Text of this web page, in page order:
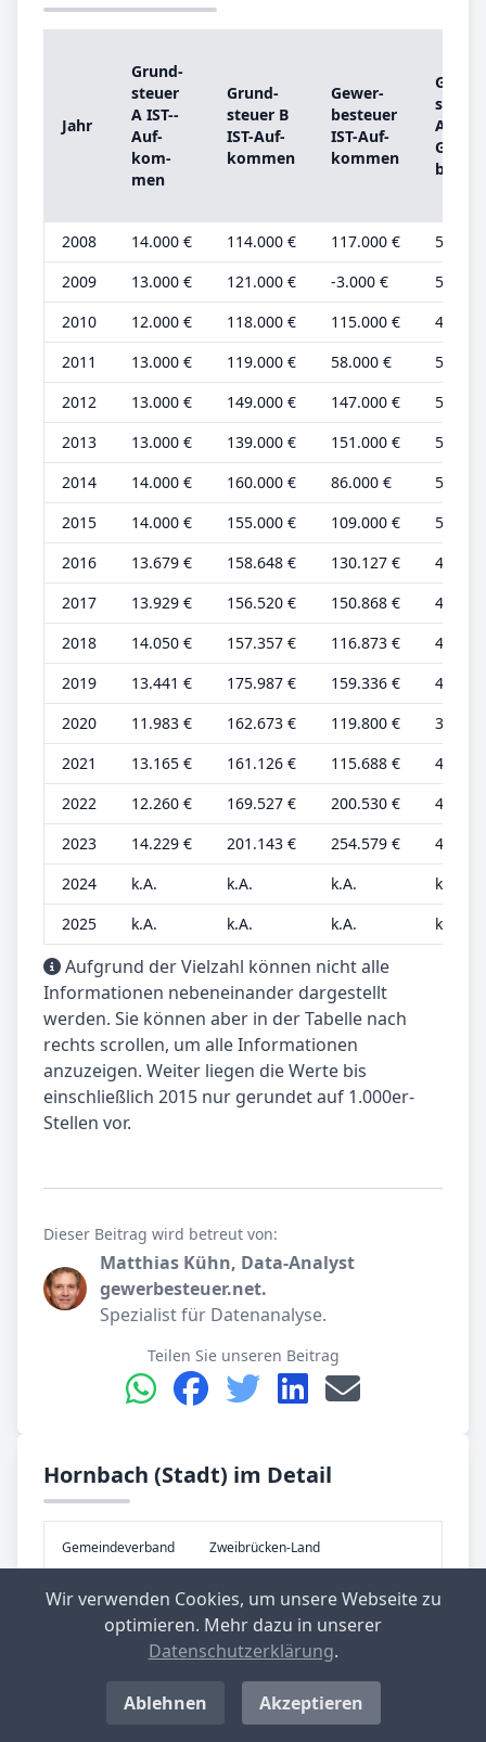
Jahr
Grund­
steu­er
A IST-­
Auf­
kom­
men
Grund­
steu­er B
IST-­Auf­
kom­men
Ge­wer­
be­steu­er
IST-­Auf­
kom­men
Grund­
steu­er
A
Grund­
be­trag
2008 14.000 € 114.000 € 117.000 €
5.000 €
2009
13.000 € 121.000 € -3.000 €
5.000 €
2010
12.000 € 118.000 € 115.000 €
4.000 €
2011
13.000 € 119.000 € 58.000 €
5.000 €
2012
13.000 € 149.000 € 147.000 €
5.000 €
2013
13.000 € 139.000 € 151.000 €
5.000 €
2014
14.000 € 160.000 € 86.000 €
5.000 €
2015
14.000 € 155.000 € 109.000 €
5.000 €
2016
13.679 € 158.648 € 130.127 €
4.560 €
2017
13.929 € 156.520 € 150.868 €
4.643 €
2018
14.050 € 157.357 € 116.873 €
4.683 €
2019
13.441 € 175.987 € 159.336 €
4.480 €
2020
11.983 € 162.673 € 119.800 €
3.994 €
2021
13.165 € 161.126 € 115.688 €
4.388 €
2022
12.260 € 169.527 € 200.530 €
4.087 €
2023
14.229 € 201.143 € 254.579 €
4.124 €
2024
k.A. k.A. k.A.
k.A.
2025
k.A. k.A. k.A. k.A.
Aufgrund der Vielzahl können nicht alle
Informationen nebeneinander dargestellt
werden. Sie können aber in der Tabelle nach
rechts scrollen, um alle Informationen
anzuzeigen. Weiter liegen die Werte bis
einschließlich 2015 nur gerundet auf 1.000er-
Stellen vor.
Dieser Beitrag wird betreut von:
Matthias Kühn, Data-Analyst
gewerbesteuer.net.
Spezialist für Datenanalyse.
Teilen Sie unseren Beitrag
Hornbach (Stadt) im Detail
Gemeinde­verband Zweibrücken-Land
Kreis Südwestpfalz
Re­gier­ungs­bezirk früher: Reg.-Bez. Rheinhessen-Pfalz
Bundes­land Rheinland-Pfalz
Wir verwenden Cookies, um unsere Webseite zu
optimieren. Mehr dazu in unserer
Datenschutzerklärung.
Ablehnen Akzeptieren